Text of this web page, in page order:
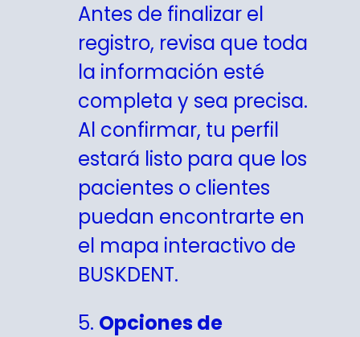
Antes de finalizar el
registro, revisa que toda
la información esté
completa y sea precisa.
Al confirmar, tu perfil
estará listo para que los
pacientes o clientes
puedan encontrarte en
el mapa interactivo de
BUSKDENT.
5. Opciones de